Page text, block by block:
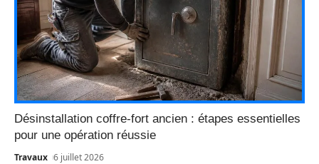
Désinstallation coffre-fort ancien : étapes essentielles
pour une opération réussie
Travaux 6 juillet 2026